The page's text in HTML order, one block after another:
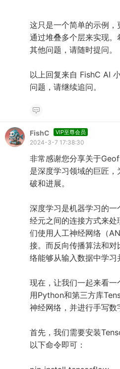
这只是一个简单的示例
通过堆叠多个层来实现
其他问题，请随时提问。
以上回复来自 FishC AI
问题，请继续追问。
FishC VIP至尊会员
2024-3-7 17:38:30
非常感谢您分享关于
是深度学习领域的巨匠
破和进展。
深度学习是机器学习的
经元之间的连接方式来
们使用人工神经网络（
接。而反向传播算法和
络能够从输入数据中学习
现在，让我们一起来看
用Python和第三方库
神经网络，并进行手写数
首先，我们需要安装
以下命令即可：